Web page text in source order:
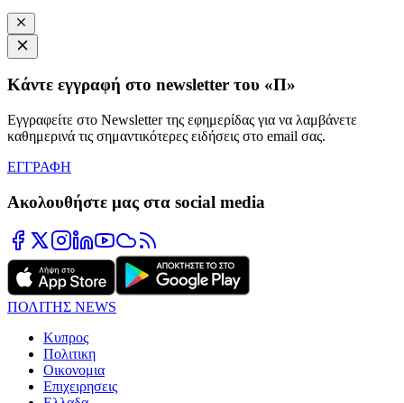
Κάντε εγγραφή στο newsletter του «Π»
Εγγραφείτε στο Newsletter της εφημερίδας για να λαμβάνετε
καθημερινά τις σημαντικότερες ειδήσεις στο email σας.
ΕΓΓΡΑΦΗ
Ακολουθήστε μας στα social media
ΠΟΛΙΤΗΣ NEWS
Κυπρος
Πολιτικη
Οικονομια
Επιχειρησεις